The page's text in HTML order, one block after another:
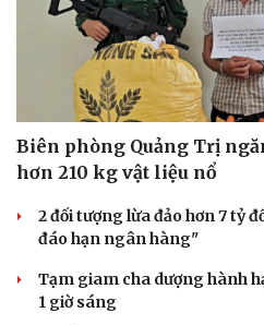
Biên phòng Quảng Trị
hơn 210 kg vật liệu nổ
2 đối tượng lừa đảo hơn 7 tỷ
đáo hạn ngân hàng"
Tạm giam cha dượng hành
1 giờ sáng